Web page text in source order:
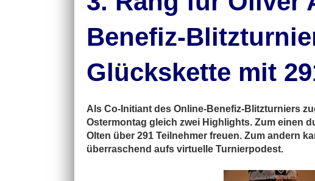
Benefiz-
Glückskette mit
Als Co-Initiant des Online-Benefiz-Blitzturniers
Ostermontag gleich zwei Highlights. Zum einen
Olten über 291 Teilnehmer freuen. Zum andern
überraschend aufs virtuelle Turnierpodest.